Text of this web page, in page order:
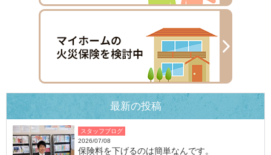
最新の投稿
スタッフブログ
2026/07/08
保険料を下げるのは簡単なんです。